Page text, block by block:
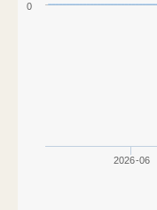
2026-06
0